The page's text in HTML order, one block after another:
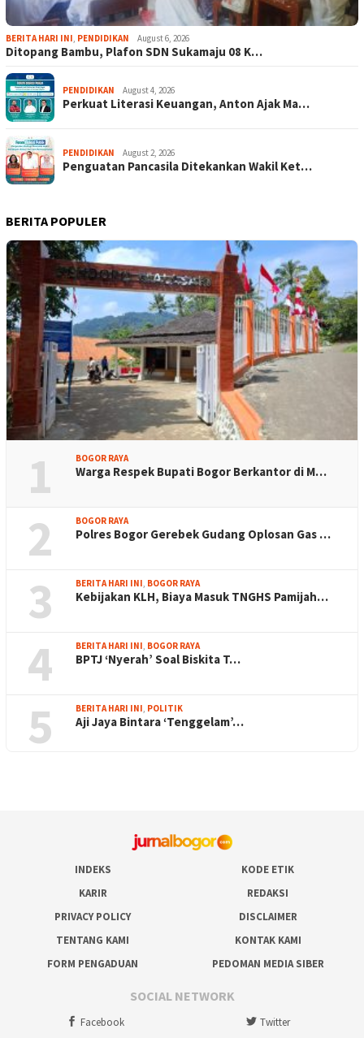
BERITA HARI INI, PENDIDIKAN August 6, 2026
Ditopang Bambu, Plafon SDN Sukamaju 08 K…
PENDIDIKAN August 4, 2026
Perkuat Literasi Keuangan, Anton Ajak Ma…
PENDIDIKAN August 2, 2026
Penguatan Pancasila Ditekankan Wakil Ket…
BERITA POPULER
1 BOGOR RAYA
Warga Respek Bupati Bogor Berkantor di M…
2 BOGOR RAYA
Polres Bogor Gerebek Gudang Oplosan Gas …
3 BERITA HARI INI, BOGOR RAYA
Kebijakan KLH, Biaya Masuk TNGHS Pamijah…
4 BERITA HARI INI, BOGOR RAYA
BPTJ ‘Nyerah’ Soal Biskita T…
5 BERITA HARI INI, POLITIK
Aji Jaya Bintara ‘Tenggelam’…
INDEKS
KODE ETIK
KARIR
REDAKSI
PRIVACY POLICY
DISCLAIMER
TENTANG KAMI
KONTAK KAMI
FORM PENGADUAN
PEDOMAN MEDIA SIBER
SOCIAL NETWORK
Facebook Twitter